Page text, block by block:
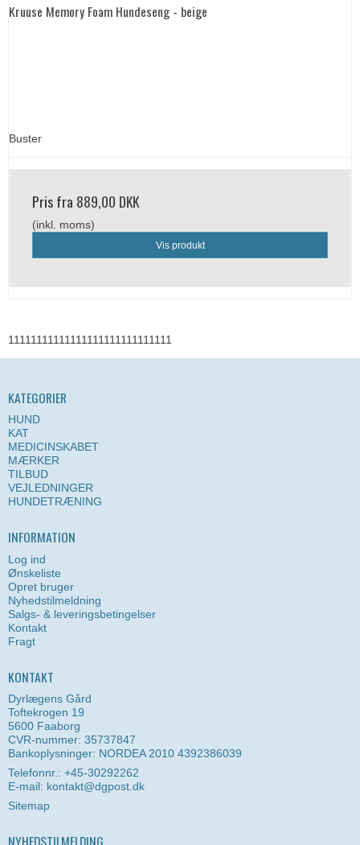
Kruuse Memory Foam Hundeseng - beige
Buster
Pris fra 889,00 DKK
(inkl. moms)
Vis produkt
11111111111111111111111111111
KATEGORIER
HUND
KAT
MEDICINSKABET
MÆRKER
TILBUD
VEJLEDNINGER
HUNDETRÆNING
INFORMATION
Log ind
Ønskeliste
Opret bruger
Nyhedstilmeldning
Salgs- & leveringsbetingelser
Kontakt
Fragt
KONTAKT
Dyrlægens Gård
Toftekrogen 19
5600 Faaborg
CVR-nummer: 35737847
Bankoplysninger: NORDEA 2010 4392386039
Telefonnr.: +45-30292262
E-mail: kontakt@dgpost.dk
Sitemap
NYHEDSTILMELDING